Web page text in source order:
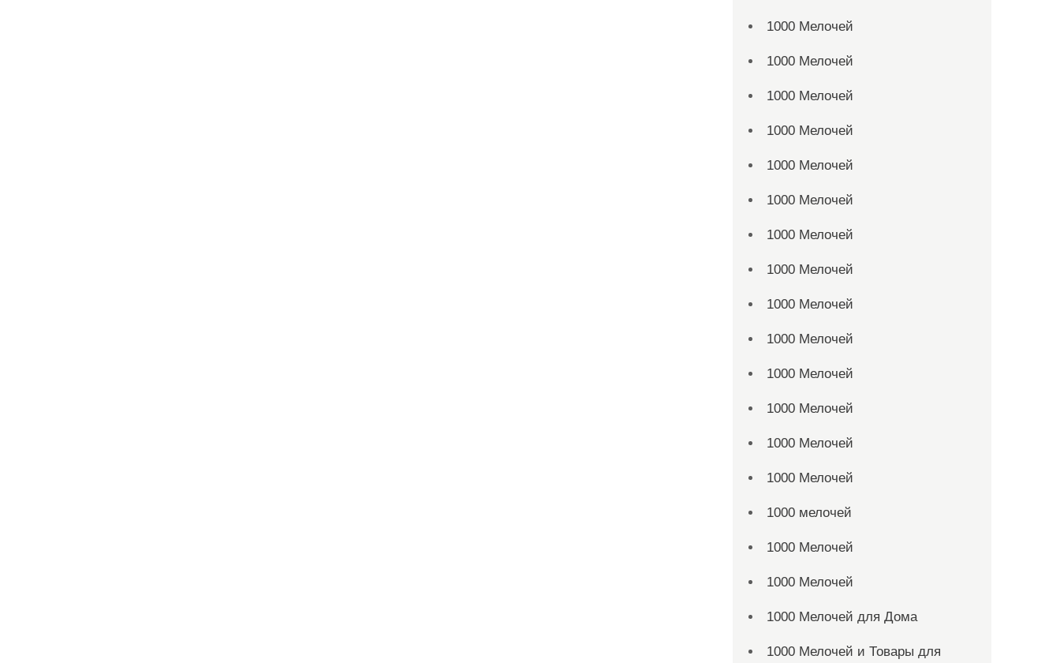
1000 Мелочей
1000 Мелочей
1000 Мелочей
1000 Мелочей
1000 Мелочей
1000 Мелочей
1000 Мелочей
1000 Мелочей
1000 Мелочей
1000 Мелочей
1000 Мелочей
1000 Мелочей
1000 Мелочей
1000 Мелочей
1000 мелочей
1000 Мелочей
1000 Мелочей
1000 Мелочей для Дома
1000 Мелочей и Товары для